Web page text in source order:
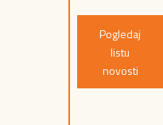
Pogledaj
listu
novosti